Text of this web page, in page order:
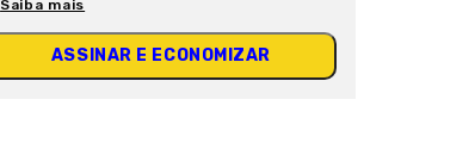
Saiba mais
ASSINAR E ECONOMIZAR